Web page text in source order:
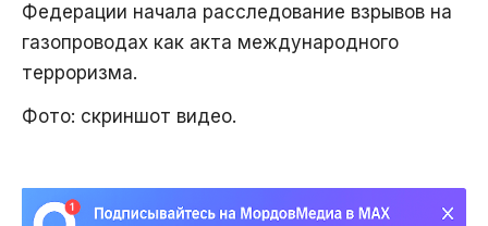
Федерации начала расследование взрывов на
газопроводах как акта международного
терроризма.
Фото: скриншот видео.